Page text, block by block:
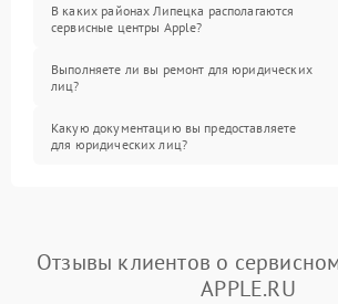
В каких районах Липецка располагаются
сервисные центры Apple?
Выполняете ли вы ремонт для юридических
лиц?
Какую документацию вы предоставляете
для юридических лиц?
Отзывы клиентов о
APPLE.RU